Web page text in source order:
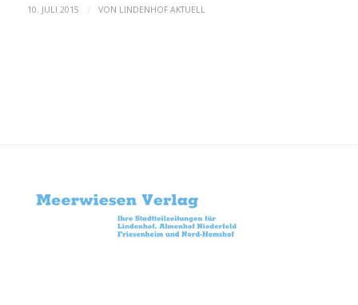
10. JULI 2015 / VON LINDENHOF AKTUELL